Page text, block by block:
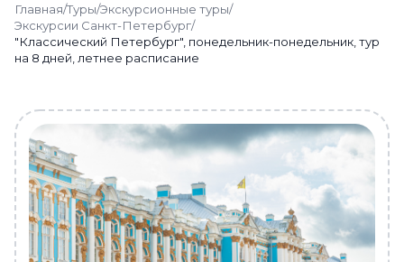
Главная/Туры/Экскурсионные туры/
Экскурсии Санкт-Петербург/
"Классический Петербург", понедельник-понедельник, тур
на 8 дней, летнее расписание